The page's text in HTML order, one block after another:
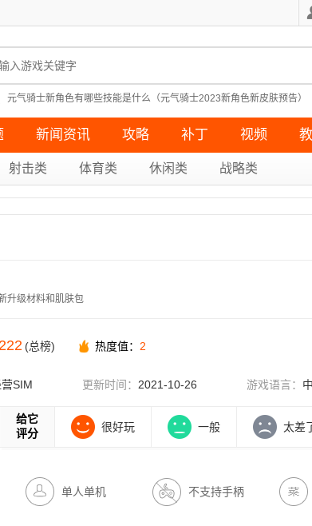
元气骑士新角色有哪些技能是什么（元气骑士2023新角色新皮肤预告）
远征成就如何完成（隐藏成就无果的远征攻略）
大神器有哪些（盘点死亡细胞最受欢迎的几种武器）
新闻资讯 攻略 补丁 视频
射击类 体育类 休闲类 战略类
升级材料和肌肤包
(总榜) 热度值： 2
SIM 更新时间： 2021-10-26 游戏语言：
给它
评分
很好玩 一般 太差
单人单机 不支持手柄